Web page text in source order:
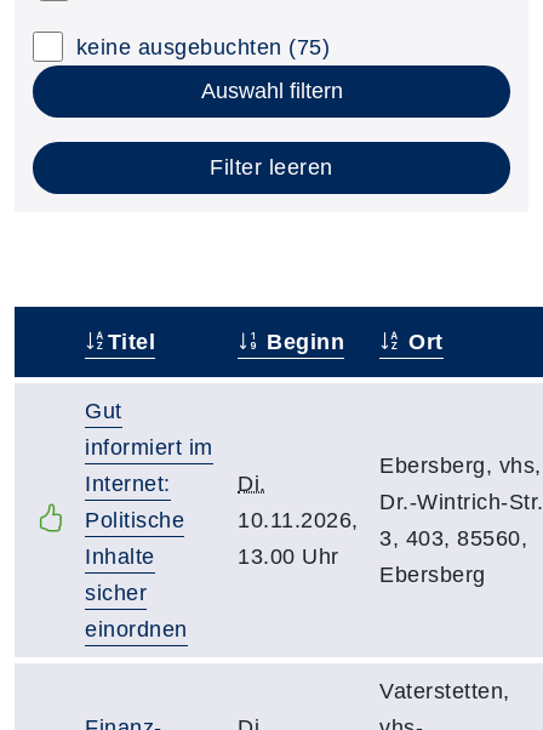
keine ausgebuchten (75)
Auswahl filtern
Filter leeren
Titel Beginn Ort
Gut
informiert im
Internet:
Politische
Inhalte
sicher
einordnen
Di.
10.11.2026,
13.00 Uhr
Ebersberg, vhs,
Dr.-Wintrich-Str.
3, 403, 85560,
Ebersberg
Vaterstetten,